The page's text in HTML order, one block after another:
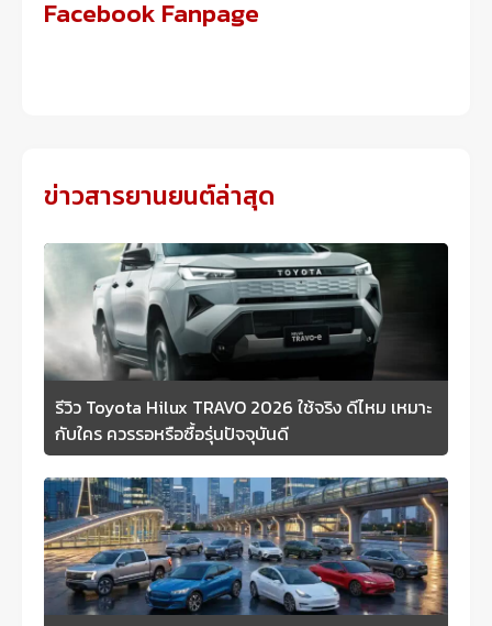
Facebook Fanpage
ข่าวสารยานยนต์ล่าสุด
รีวิว Toyota Hilux TRAVO 2026 ใช้จริง ดีไหม เหมาะ
กับใคร ควรรอหรือซื้อรุ่นปัจจุบันดี